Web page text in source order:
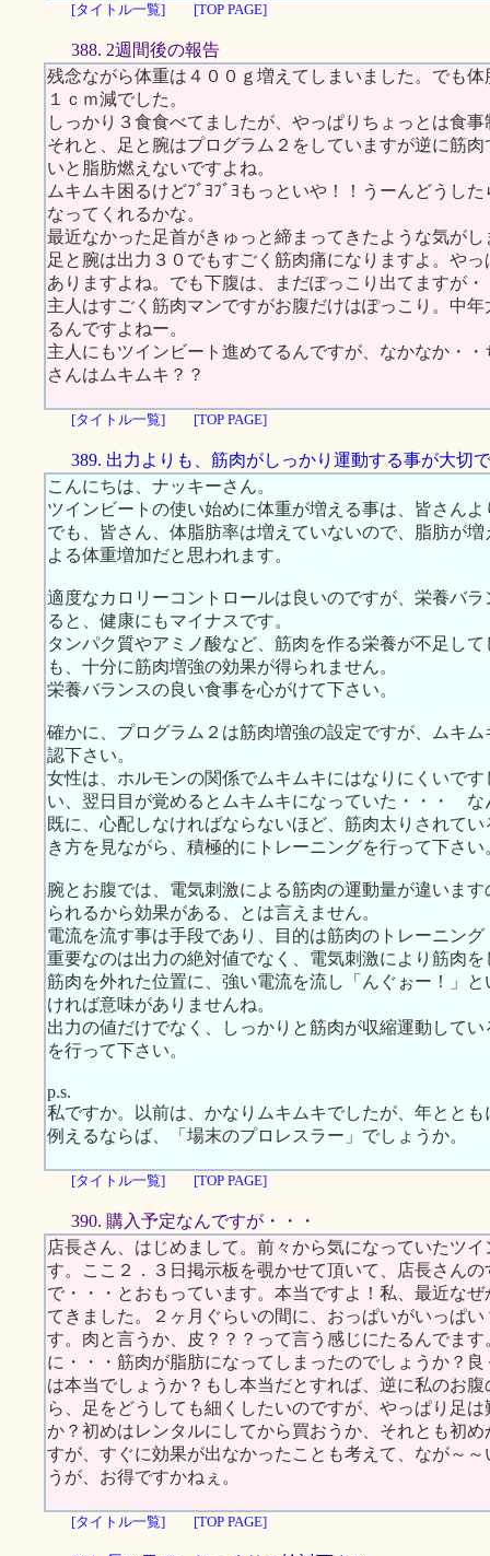
[タイトル一覧] [TOP PAGE]
388. 2週間後の報告
残念ながら体重は４００ｇ増えてしまいました。でも
１ｃｍ減でした。
しっかり３食食べてましたが、やっぱりちょっとは食
それと、足と腕はプログラム２をしていますが逆に筋
いと脂肪燃えないですよね。
ムキムキ困るけどﾌﾞﾖﾌﾞﾖもっといや！！うーんどうし
なってくれるかな。
最近なかった足首がきゅっと締まってきたような気が
足と腕は出力３０でもすごく筋肉痛になりますよ。や
ありますよね。でも下腹は、まだぽっこり出てますが・
主人はすごく筋肉マンですがお腹だけはぽっこり。中
るんですよねー。
主人にもツインビート進めてるんですが、なかなか・
さんはムキムキ？？
[タイトル一覧] [TOP PAGE]
389. 出力よりも、筋肉がしっかり運動する事が大切
こんにちは、ナッキーさん。
ツインビートの使い始めに体重が増える事は、皆さん
でも、皆さん、体脂肪率は増えていないので、脂肪が
よる体重増加だと思われます。
適度なカロリーコントロールは良いのですが、栄養バ
ると、健康にもマイナスです。
タンパク質やアミノ酸など、筋肉を作る栄養が不足し
も、十分に筋肉増強の効果が得られません。
栄養バランスの良い食事を心がけて下さい。
確かに、プログラム２は筋肉増強の設定ですが、ムキ
認下さい。
女性は、ホルモンの関係でムキムキにはなりにくいで
い、翌日目が覚めるとムキムキになっていた・・・ な
既に、心配しなければならないほど、筋肉太りされて
き方を見ながら、積極的にトレーニングを行って下さい
腕とお腹では、電気刺激による筋肉の運動量が違いま
られるから効果がある、とは言えません。
電流を流す事は手段であり、目的は筋肉のトレーニン
重要なのは出力の絶対値でなく、電気刺激により筋肉
筋肉を外れた位置に、強い電流を流し「んぐぉー！」
ければ意味がありませんね。
出力の値だけでなく、しっかりと筋肉が収縮運動して
を行って下さい。
p.s.
私ですか。以前は、かなりムキムキでしたが、年ととも
例えるならば、「場末のプロレスラー」でしょうか。
[タイトル一覧] [TOP PAGE]
390. 購入予定なんですが・・・
店長さん、はじめまして。前々から気になっていたツ
す。ここ２．３日掲示板を覗かせて頂いて、店長さん
で・・・とおもっています。本当ですよ！私、最近な
てきました。２ヶ月ぐらいの間に、おっぱいがいっぱ
す。肉と言うか、皮？？？って言う感じにたるんでま
に・・・筋肉が脂肪になってしまったのでしょうか？
は本当でしょうか？もし本当だとすれば、逆に私のお
ら、足をどうしても細くしたいのですが、やっぱり足
か？初めはレンタルにしてから買おうか、それとも初
すが、すぐに効果が出なかったことも考えて、なが～
うが、お得ですかねぇ。
[タイトル一覧] [TOP PAGE]